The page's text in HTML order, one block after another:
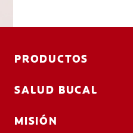
PRODUCTOS
SALUD BUCAL
MISIÓN